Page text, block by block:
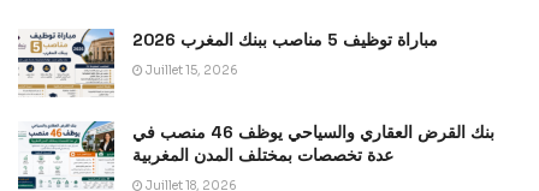
مباراة توظيف 5 مناصب ببنك المغرب 2026
Juillet 15, 2026
بنك القرض العقاري والسياحي يوظف 46 منصب في
عدة تخصصات بمختلف المدن المغربية
Juillet 18, 2026